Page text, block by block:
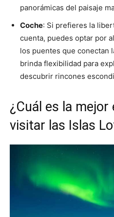
panorámicas del paisaje
Coche: Si prefieres la
cuenta, puedes optar por
los puentes que conectan
brinda flexibilidad para
descubrir rincones
¿Cuál es la mejor
visitar las Islas